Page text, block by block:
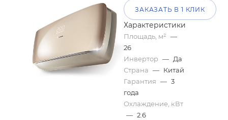
ЗАКАЗАТЬ В 1 КЛИК
Характеристики
Площадь, м² —
26
Инвертор — Да
Страна — Китай
Гарантия — 3
года
Охлаждение, кВт
— 2.6